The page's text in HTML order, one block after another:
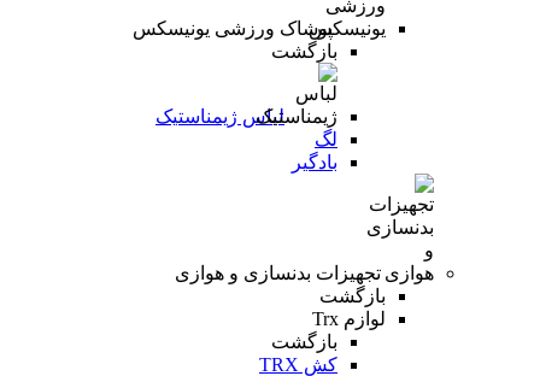
پوشاک ورزشی یونیسکس
بازگشت
لباس ژیمناستیک
لگ
بادگیر
تجهیزات بدنسازی و هوازی
بازگشت
لوازم Trx
بازگشت
کش TRX